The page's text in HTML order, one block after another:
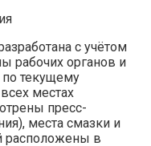
с учётом
рабочих органов и
текущему
местах
пресс-
места смазки и
расположены в